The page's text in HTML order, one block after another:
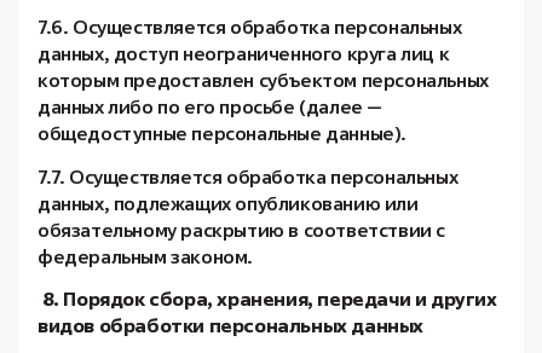
7.6. Осуществляется обработка персональных
данных, доступ неограниченного круга лиц к
которым предоставлен субъектом персональных
данных либо по его просьбе (далее —
общедоступные персональные данные).
7.7. Осуществляется обработка персональных
данных, подлежащих опубликованию или
обязательному раскрытию в соответствии с
федеральным законом.
8. Порядок сбора, хранения, передачи и других
видов обработки персональных данных